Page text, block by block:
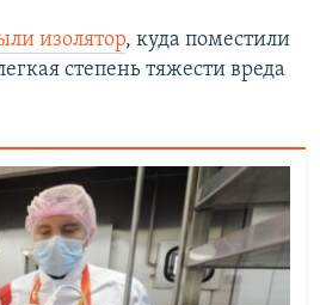
изолятор, куда поместили
степень тяжести вреда